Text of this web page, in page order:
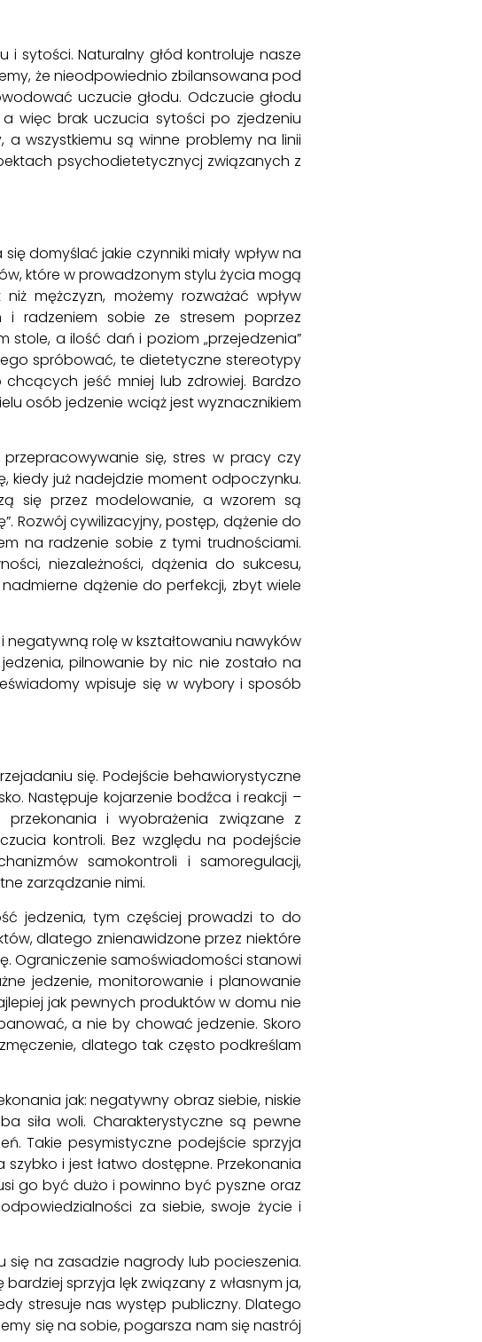
sytości. Naturalny głód kontroluje nasze
że nieodpowiednio zbilansowana pod
uczucie głodu. Odczucie głodu
więc brak uczucia sytości po zjedzeniu
a wszystkiemu są winne problemy na linii
psychodietetycznycj związanych z
domyślać jakie czynniki miały wpływ na
które w prowadzonym stylu życia mogą
mężczyzn, możemy rozważać wpływ
i radzeniem sobie ze stresem poprzez
stole, a ilość dań i poziom „przejedzenia”
spróbować, te dietetyczne stereotypy
jeść mniej lub zdrowiej. Bardzo
osób jedzenie wciąż jest wyznacznikiem
się, stres w pracy czy
kiedy już nadejdzie moment odpoczynku.
się przez modelowanie, a wzorem są
Rozwój cywilizacyjny, postęp, dążenie do
na radzenie sobie z tymi trudnościami.
niezależności, dążenia do sukcesu,
dążenie do perfekcji, zbyt wiele
rolę w kształtowaniu nawyków
pilnowanie by nic nie zostało na
wpisuje się w wybory i sposób
się. Podejście behawiorystyczne
Następuje kojarzenie bodźca i reakcji –
i wyobrażenia związane z
kontroli. Bez względu na podejście
samokontroli i samoregulacji,
zarządzanie nimi.
jedzenia, tym częściej prowadzi to do
dlatego znienawidzone przez niektóre
Ograniczenie samoświadomości stanowi
jedzenie, monitorowanie i planowanie
jak pewnych produktów w domu nie
a nie by chować jedzenie. Skoro
dlatego tak często podkreślam
jak: negatywny obraz siebie, niskie
siła woli. Charakterystyczne są pewne
Takie pesymistyczne podejście sprzyja
i jest łatwo dostępne. Przekonania
go być dużo i powinno być pyszne oraz
za siebie, swoje życie i
na zasadzie nagrody lub pocieszenia.
sprzyja lęk związany z własnym ja,
stresuje nas występ publiczny. Dlatego
się na sobie, pogarsza nam się nastrój